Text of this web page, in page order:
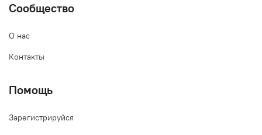
Сообщество
О нас
Контакты
Помощь
Зарегистрируйся